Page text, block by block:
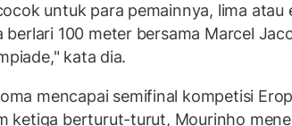
untuk para pemainnya, lima atau
berlari 100 meter bersama Marcel
kata dia.
mencapai semifinal kompetisi
ketiga berturut-turut, Mourinho